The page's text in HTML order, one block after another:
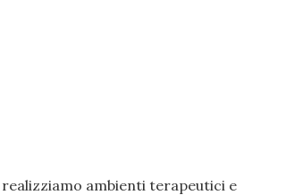
ambienti terapeutici e